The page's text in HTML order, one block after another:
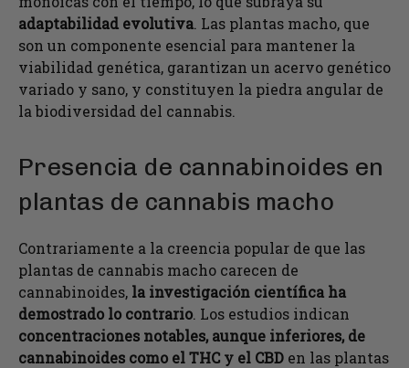
adaptabilidad evolutiva. Las plantas macho, que
son un componente esencial para mantener la
viabilidad genética, garantizan un acervo genético
variado y sano, y constituyen la piedra angular de
la biodiversidad del cannabis.
Presencia de cannabinoides en
plantas de cannabis macho
Contrariamente a la creencia popular de que las
plantas de cannabis macho carecen de
cannabinoides, la investigación científica ha
demostrado lo contrario. Los estudios indican
concentraciones notables, aunque inferiores, de
cannabinoides como el THC y el CBD en las plantas